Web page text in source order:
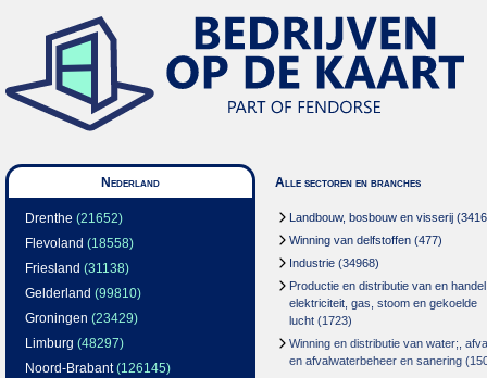
Nederland
Drenthe (21652)
Flevoland (18558)
Friesland (31138)
Gelderland (99810)
Groningen (23429)
Limburg (48297)
Noord-Brabant(126145)
Alle sectoren en branches
Landbouw, bosbouw en visserij
Winning van delfstoffen (477)
Industrie (34968)
Productie en distributie van en
elektriciteit, gas, stoom en gekoelde
lucht (1723)
Winning en distributie van water;,
en afvalwaterbeheer en sanering